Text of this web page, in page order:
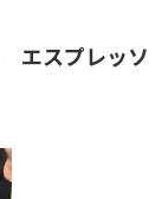
エスプレッソ